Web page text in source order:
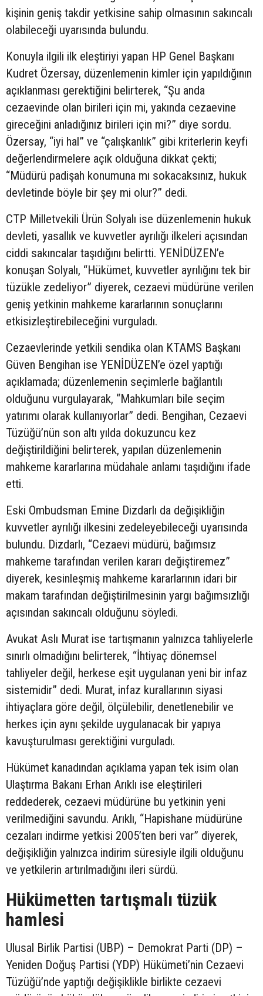
kişinin geniş takdir yetkisine sahip olmasının sakıncalı
olabileceği uyarısında bulundu.
Konuyla ilgili ilk eleştiriyi yapan HP Genel Başkanı
Kudret Özersay, düzenlemenin kimler için yapıldığının
açıklanması gerektiğini belirterek, “Şu anda
cezaevinde olan birileri için mi, yakında cezaevine
gireceğini anladığınız birileri için mi?” diye sordu.
Özersay, “iyi hal” ve “çalışkanlık” gibi kriterlerin keyfi
değerlendirmelere açık olduğuna dikkat çekti;
“Müdürü padişah konumuna mı sokacaksınız, hukuk
devletinde böyle bir şey mi olur?” dedi.
CTP Milletvekili Ürün Solyalı ise düzenlemenin hukuk
devleti, yasallık ve kuvvetler ayrılığı ilkeleri açısından
ciddi sakıncalar taşıdığını belirtti. YENİDÜZEN’e
konuşan Solyalı, “Hükümet, kuvvetler ayrılığını tek bir
tüzükle zedeliyor” diyerek, cezaevi müdürüne verilen
geniş yetkinin mahkeme kararlarının sonuçlarını
etkisizleştirebileceğini vurguladı.
Cezaevlerinde yetkili sendika olan KTAMS Başkanı
Güven Bengihan ise YENİDÜZEN’e özel yaptığı
açıklamada; düzenlemenin seçimlerle bağlantılı
olduğunu vurgulayarak, “Mahkumları bile seçim
yatırımı olarak kullanıyorlar” dedi. Bengihan, Cezaevi
Tüzüğü’nün son altı yılda dokuzuncu kez
değiştirildiğini belirterek, yapılan düzenlemenin
mahkeme kararlarına müdahale anlamı taşıdığını ifade
etti.
Eski Ombudsman Emine Dizdarlı da değişikliğin
kuvvetler ayrılığı ilkesini zedeleyebileceği uyarısında
bulundu. Dizdarlı, “Cezaevi müdürü, bağımsız
mahkeme tarafından verilen kararı değiştiremez”
diyerek, kesinleşmiş mahkeme kararlarının idari bir
makam tarafından değiştirilmesinin yargı bağımsızlığı
açısından sakıncalı olduğunu söyledi.
Avukat Aslı Murat ise tartışmanın yalnızca tahliyelerle
sınırlı olmadığını belirterek, “İhtiyaç dönemsel
tahliyeler değil, herkese eşit uygulanan yeni bir infaz
sistemidir” dedi. Murat, infaz kurallarının siyasi
ihtiyaçlara göre değil, ölçülebilir, denetlenebilir ve
herkes için aynı şekilde uygulanacak bir yapıya
kavuşturulması gerektiğini vurguladı.
Hükümet kanadından açıklama yapan tek isim olan
Ulaştırma Bakanı Erhan Arıklı ise eleştirileri
reddederek, cezaevi müdürüne bu yetkinin yeni
verilmediğini savundu. Arıklı, “Hapishane müdürüne
cezaları indirme yetkisi 2005’ten beri var” diyerek,
değişikliğin yalnızca indirim süresiyle ilgili olduğunu
ve yetkilerin artırılmadığını ileri sürdü.
Hükümetten tartışmalı tüzük
hamlesi
Ulusal Birlik Partisi (UBP) – Demokrat Parti (DP) –
Yeniden Doğuş Partisi (YDP) Hükümeti’nin Cezaevi
Tüzüğü’nde yaptığı değişiklikle birlikte cezaevi